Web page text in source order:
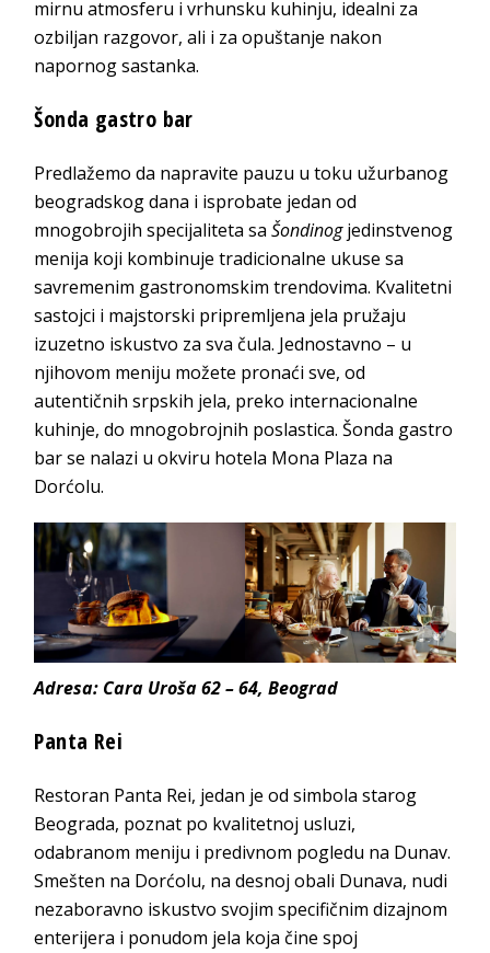
mirnu atmosferu i vrhunsku kuhinju, idealni za
ozbiljan razgovor, ali i za opuštanje nakon
napornog sastanka.
Šonda gastro bar
Predlažemo da napravite pauzu u toku užurbanog
beogradskog dana i isprobate jedan od
mnogobrojih specijaliteta saŠondinog jedinstvenog
menija koji kombinuje tradicionalne ukuse sa
savremenim gastronomskim trendovima. Kvalitetni
sastojci i majstorski pripremljena jela pružaju
izuzetno iskustvo za sva čula. Jednostavno – u
njihovom meniju možete pronaći sve, od
autentičnih srpskih jela, preko internacionalne
kuhinje, do mnogobrojnih poslastica. Šonda gastro
bar se nalazi u okviru hotela Mona Plaza na
Dorćolu.
Adresa: Cara Uroša 62 – 64, Beograd
Panta Rei
Restoran Panta Rei, jedan je od simbola starog
Beograda, poznat po kvalitetnoj usluzi,
odabranom meniju i predivnom pogledu na Dunav.
Smešten na Dorćolu, na desnoj obali Dunava, nudi
nezaboravno iskustvo svojim specifičnim dizajnom
enterijera i ponudom jela koja čine spoj